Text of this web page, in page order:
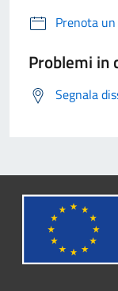
Prenota
Problemi in
Segnala